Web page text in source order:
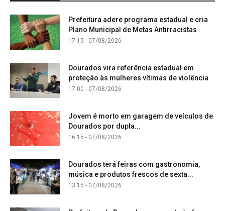
Prefeitura adere programa estadual e cria
Plano Municipal de Metas Antirracistas
17:15 - 07/08/2026
Dourados vira referência estadual em
proteção às mulheres vítimas de violência
17:00 - 07/08/2026
Jovem é morto em garagem de veículos de
Dourados por dupla...
16:15 - 07/08/2026
Dourados terá feiras com gastronomia,
música e produtos frescos de sexta...
13:15 - 07/08/2026